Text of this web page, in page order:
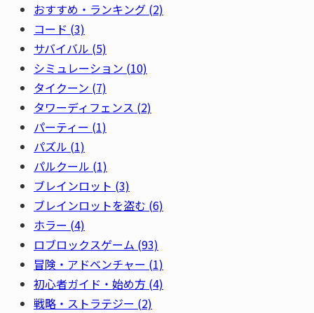
おすすめ・ランキング (2)
コード (3)
サバイバル (5)
シミュレーション (10)
タイクーン (7)
タワーディフェンス (2)
パーティー (1)
パズル (1)
パルクール (1)
ブレインロット (3)
ブレインロットを盗む (6)
ホラー (4)
ロブロックスゲーム (93)
冒険・アドベンチャー (1)
初心者ガイド・始め方 (4)
戦略・ストラテジー (2)